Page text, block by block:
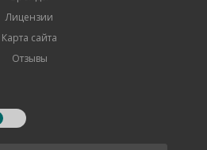
Лицензии
Карта сайта
Отзывы